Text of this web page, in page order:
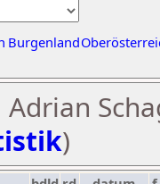
Burgenland
)